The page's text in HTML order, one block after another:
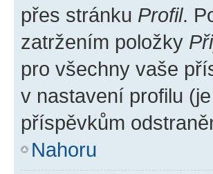
přes stránku Profil.
zatržením položky
pro všechny vaše
v nastavení profilu
příspěvkům
Nahoru